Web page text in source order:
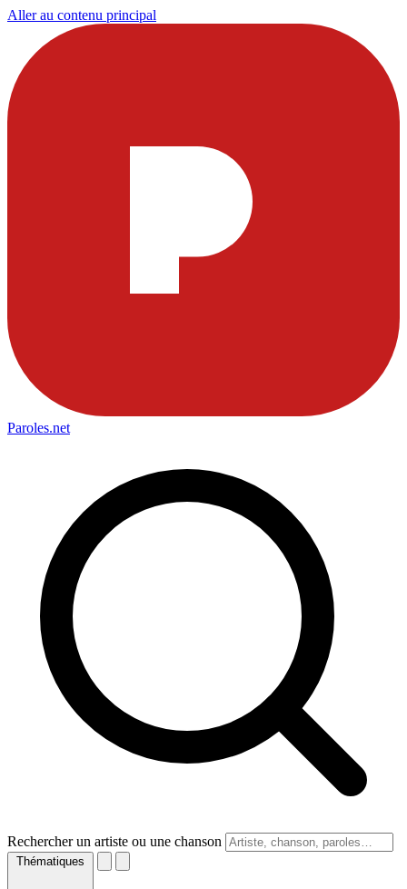
Aller au contenu principal
Paroles.net
Rechercher un artiste ou une chanson
Thématiques